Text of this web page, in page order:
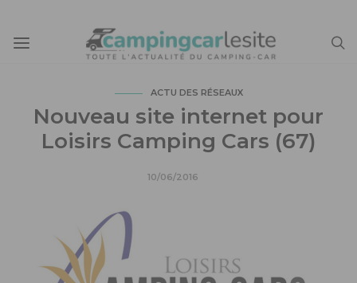
ACTU DES RÉSEAUX
Nouveau site internet pour
Loisirs Camping Cars (67)
10/06/2016